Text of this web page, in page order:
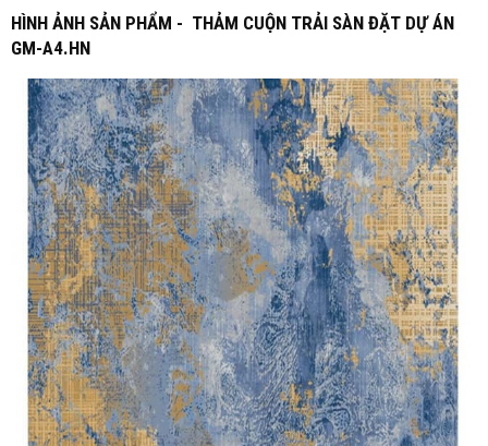
HÌNH ẢNH SẢN PHẨM - THẢM CUỘN TRẢI SÀN ĐẶT DỰ ÁN
GM-A4.HN